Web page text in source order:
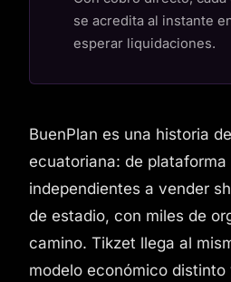
se acredita al instante
esperar liquidaciones.
BuenPlan es una historia
ecuatoriana: de
independientes a vender
de estadio, con miles de
camino. Tikzet llega al
modelo económico